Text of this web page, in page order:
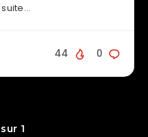
0
44
1